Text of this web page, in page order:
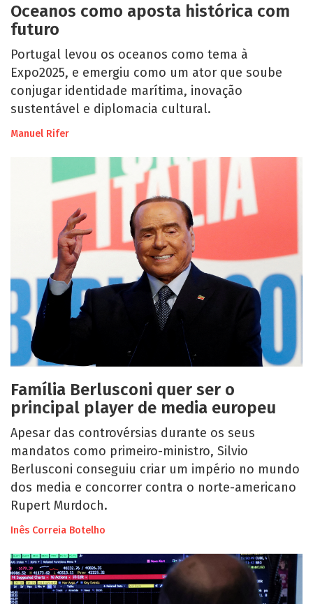
Oceanos como aposta histórica com
futuro
Portugal levou os oceanos como tema à
Expo2025, e emergiu como um ator que soube
conjugar identidade marítima, inovação
sustentável e diplomacia cultural.
Manuel Rifer
Família Berlusconi quer ser o
principal player de media europeu
Apesar das controvérsias durante os seus
mandatos como primeiro-ministro, Silvio
Berlusconi conseguiu criar um império no mundo
dos media e concorrer contra o norte-americano
Rupert Murdoch.
Inês Correia Botelho